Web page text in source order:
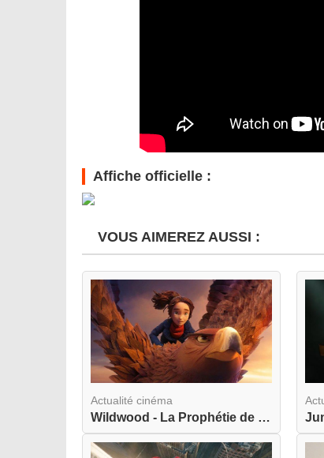
Affiche officielle :
VOUS AIMEREZ AUSSI :
Actualité cinéma
Wildwood - La Prophétie de la Forêt : LAIKA nous...